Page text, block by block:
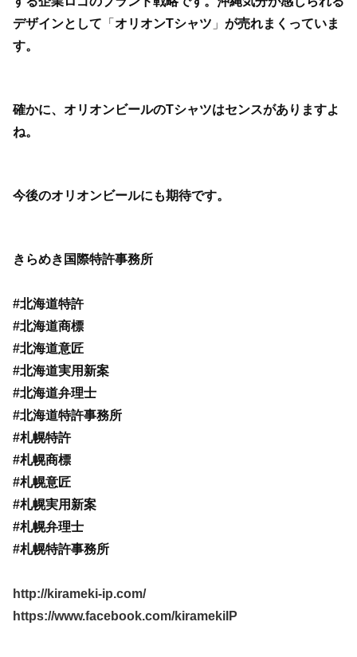
デザインとして 「 オリオンTシャツ 」 が売れまくっていま
す。
確かに、オリオンビールのTシャツはセンスがありますよ
ね。
今後のオリオンビールにも期待です。
きらめき国際特許事務所
#北海道特許
#北海道商標
#北海道意匠
#北海道実用新案
#北海道弁理士
#北海道特許事務所
#札幌特許
#札幌商標
#札幌意匠
#札幌実用新案
#札幌弁理士
#札幌特許事務所
http://kirameki-ip.com/
https://www.facebook.com/kiramekiIP